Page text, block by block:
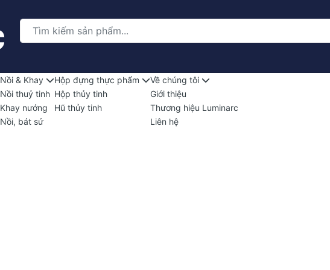
Nồi & Khay
Nồi thuỷ tinh
Khay nướng
Nồi, bát sứ
Hộp đựng thực phẩm
Hộp thủy tinh
Hũ thủy tinh
Về chúng tôi
Giới thiệu
Thương hiệu Luminarc
Liên hệ